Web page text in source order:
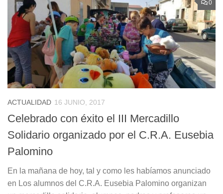
0
ACTUALIDAD 16 JUNIO, 2017
Celebrado con éxito el III Mercadillo
Solidario organizado por el C.R.A. Eusebia
Palomino
En la mañana de hoy, tal y como les habíamos anunciado
en Los alumnos del C.R.A. Eusebia Palomino organizan